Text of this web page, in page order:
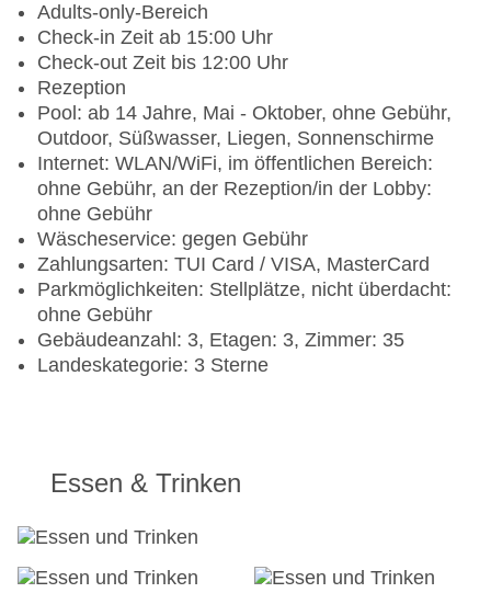
Adults-only-Bereich
Check-in Zeit ab 15:00 Uhr
Check-out Zeit bis 12:00 Uhr
Rezeption
Pool: ab 14 Jahre, Mai - Oktober, ohne Gebühr,
Outdoor, Süßwasser, Liegen, Sonnenschirme
Internet: WLAN/WiFi, im öffentlichen Bereich:
ohne Gebühr, an der Rezeption/in der Lobby:
ohne Gebühr
Wäscheservice: gegen Gebühr
Zahlungsarten: TUI Card / VISA, MasterCard
Parkmöglichkeiten: Stellplätze, nicht überdacht:
ohne Gebühr
Gebäudeanzahl: 3, Etagen: 3, Zimmer: 35
Landeskategorie: 3 Sterne
Essen & Trinken